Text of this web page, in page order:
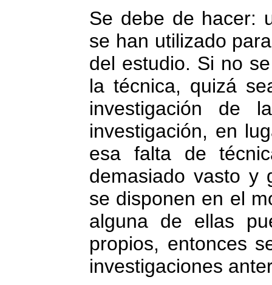
Se debe de hacer:
se han utilizado
del estudio. Si no
la técnica, quizá
investigación de
investigación, en
esa falta de
demasiado vasto y
se disponen en el
alguna de ellas
propios, entonces
investigaciones